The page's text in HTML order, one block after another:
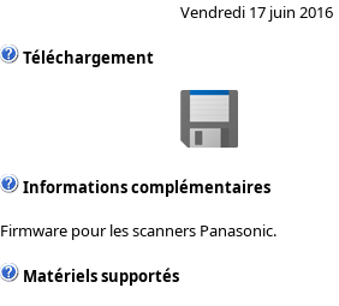
Vendredi 17 juin 2016
Téléchargement
Informations complémentaires
Firmware pour les scanners Panasonic.
Matériels supportés